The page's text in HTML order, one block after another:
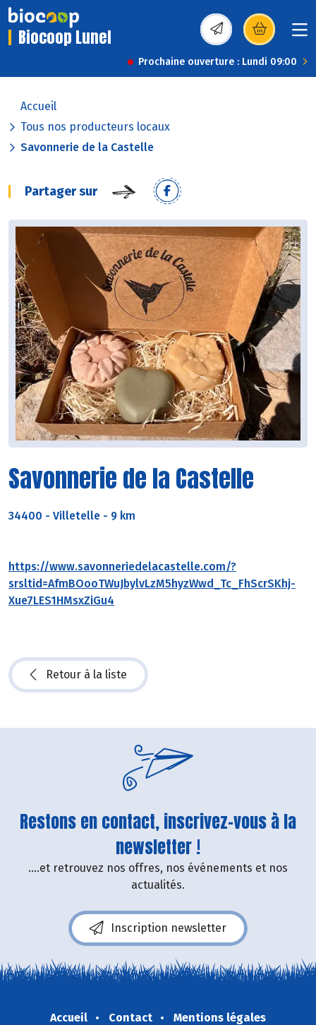
Biocoop Lunel (s’ouvre dans une
Prochaine ouverture : Lundi 09:00
Accueil
Tous nos producteurs locaux
Savonnerie de la Castelle
Partager sur
Savonnerie de la Castelle
34400 - Villetelle - 9 km
https://www.savonneriedelacastelle.com/?
srsltid=AfmBOooTWuJbylvLzM5hyzWwd_Tc_FhScrSKhj-
Xue7LES1HMsxZiGu4
Retour à la liste
Restons en contact, inscrivez-vous à la
newsletter !
....et retrouvez nos offres, nos événements et nos
actualités.
Inscription newsletter
Accueil Contact
Mentions légales